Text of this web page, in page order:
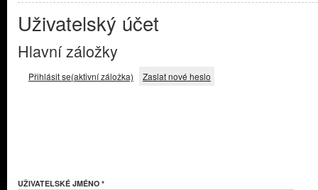
Uživatelský účet
Hlavní záložky
Přihlásit se(aktivní záložka) Zaslat nové heslo
UŽIVATELSKÉ JMÉNO *